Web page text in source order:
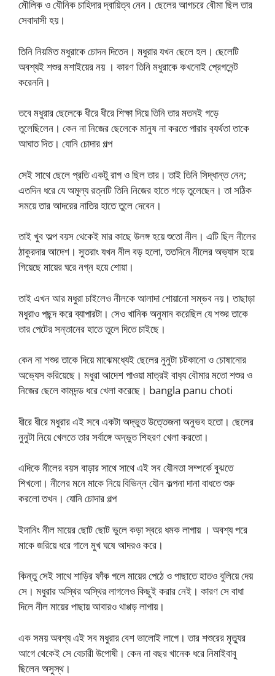
মৌলিক ও যৌনিক চাহিদার দ্বায়িত্ব নেন। ছেলের আগচরে বৌমা ছিল তার
সেবাদাসী হয়।
তিনি নিয়মিত মধুরাকে চোদন দিতেন। মধুরার যখন ছেলে হল। ছেলেটি
অবশ্যই শশুর মশাইয়ের নয় । কারণ তিনি মধুরাকে কখনোই প্রেগনেন্ট
করেননি।
তবে মধুরার ছেলেকে ধীরে ধীরে শিক্ষা দিয়ে তিনি তার মতনই গড়ে
তুলেছিলেন। কেন না নিজের ছেলেকে মানুষ না করতে পারার ব‍্যর্থতা তাকে
আঘাত দিত। যোনি চোদার গল্প
সেই সাথে ছেলে প্রতি একটু রাগ ও ছিল তার। তাই তিনি সিদ্ধান্ত নেন;
এতদিন ধরে যে অমূল্য রত্নটি তিনি নিজের হাতে গড়ে তুলেছেন। তা সঠিক
সময়ে তার আদরের নাতির হাতে তুলে দেবেন।
তাই খুব অল্প বয়স থেকেই মার কাছে উলঙ্গ হয়ে শুতো নীল। এটি ছিল নীলের
ঠাকুরদার আদেশ। সুতরাং যখন নীল বড় হলো, ততদিনে নীলের অভ্যাস হয়ে
গিয়েছে মায়ের ঘরে নগ্ন হয়ে শোয়া।
তাই এখন আর মধুরা চাইলেও নীলকে আলাদা শোয়ানো সম্ভব নয়। তাছাড়া
মধুরাও পছন্দ করে ব্যাপারটা। সেও খানিক অনুমান করেছিল যে শশুর তাকে
তার পেটের সন্তানের হাতে তুলে দিতে চাইছে।
কেন না শশুর তাকে দিয়ে মাঝেমধ্যেই ছেলের নুনুটা চটকানো ও চোষানোর
অভ‍্যেস করিয়েছে। মধুরা আদেশ পাওয়া মাত্রই বাধ‍্য বৌমার মতো শশুর ও
নিজের ছেলে কামদন্ড ধরে খেলা করেছে। bangla panu choti
ধীরে ধীরে মধুরার এই সবে একটা অদ্ভুত উত্তেজনা অনুভব হতো। ছেলের
নুনুটা নিয়ে খেলতে তার সর্বাঙ্গে অদ্ভুত শিহরণ খেলা করতো।
এদিকে নীলের বয়স বাড়ার সাথে সাথে এই সব যৌনতা সম্পর্কে বুঝতে
শিখলো। নীলের মনে মাকে নিয়ে বিভিন্ন যৌন কল্পনা দানা বাধতে শুরু
করলো তখন। যোনি চোদার গল্প
ইদানিং নীল মায়ের ছোট ছোট ভুলে কড়া স্বরে ধমক লাগায় । অবশ্য পরে
মাকে জরিয়ে ধরে গালে মুখ ঘষে আদরও করে।
কিন্তু সেই সাথে শাড়ির ফাঁক গলে মায়ের পেঠে ও পাছাতে হাতও বুলিয়ে দেয়
সে। মধুরার অস্থির অস্থির লাগলেও কিছুই করার নেই। কারণ সে বাধা
দিলে নীল মায়ের পাছায় আবারও থাপ্পড় লাগায়।
এক সময় অবশ্য এই সব মধুরার বেশ ভালোই লাগে। তার শশুরের মৃত্যুর
আগে থেকেই সে বেচারী উপোষী। কেন না বছর খানেক ধরে নিমাইবাবু
ছিলেন অসুস্থ।